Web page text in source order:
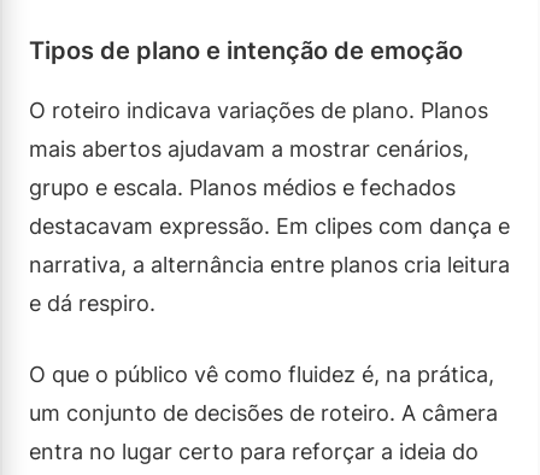
Tipos de plano e intenção de emoção
O roteiro indicava variações de plano. Planos
mais abertos ajudavam a mostrar cenários,
grupo e escala. Planos médios e fechados
destacavam expressão. Em clipes com dança e
narrativa, a alternância entre planos cria leitura
e dá respiro.
O que o público vê como fluidez é, na prática,
um conjunto de decisões de roteiro. A câmera
entra no lugar certo para reforçar a ideia do